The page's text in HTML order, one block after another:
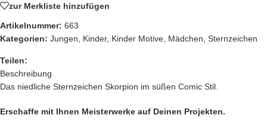
zur Merkliste hinzufügen
Artikelnummer: 663
Kategorien: Jungen, Kinder, Kinder Motive, Mädchen, Sternzeichen
Teilen:
Beschreibung
Das niedliche Sternzeichen Skorpion im süßen Comic Stil.
Erschaffe mit Ihnen Meisterwerke auf Deinen Projekten.